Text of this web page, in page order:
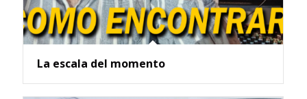
La escala del momento